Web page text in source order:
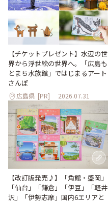
【チケットプレゼント】水辺の世
界から浮世絵の世界へ。「広島も
とまち水族館」ではじまるアート
さんぽ
広島県 [PR] 2026.07.31
【改訂版発売♪】「角館・盛岡」
「仙台」「鎌倉」「伊豆」「軽井
沢」「伊勢志摩」国内6エリアと